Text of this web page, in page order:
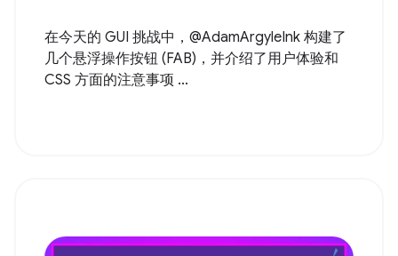
在今天的 GUI 挑战中，@AdamArgyleInk 构建了
几个悬浮操作按钮 (FAB)，并介绍了用户体验和
CSS 方面的注意事项 ...